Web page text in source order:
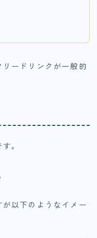
ードリンクが一般的
。
以下のようなイメー